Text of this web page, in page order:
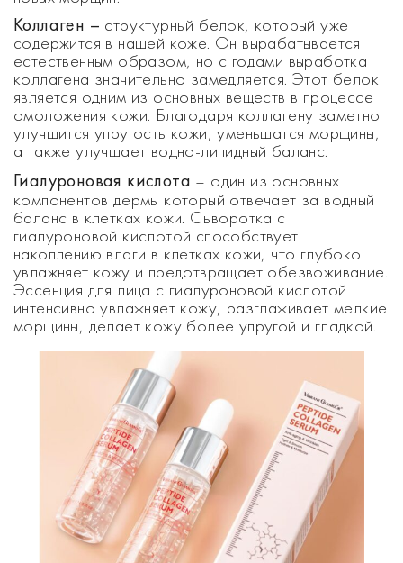
Коллаген – структурный белок, который уже
содержится в нашей коже. Он вырабатывается
естественным образом, но с годами выработка
коллагена значительно замедляется. Этот белок
является одним из основных веществ в процессе
омоложения кожи. Благодаря коллагену заметно
улучшится упругость кожи, уменьшатся морщины,
а также улучшает водно-липидный баланс.
Гиалуроновая кислота – один из основных
компонентов дермы который отвечает за водный
баланс в клетках кожи. Сыворотка с
гиалуроновой кислотой способствует
накоплению влаги в клетках кожи, что глубоко
увлажняет кожу и предотвращает обезвоживание.
Эссенция для лица с гиалуроновой кислотой
интенсивно увлажняет кожу, разглаживает мелкие
морщины, делает кожу более упругой и гладкой.